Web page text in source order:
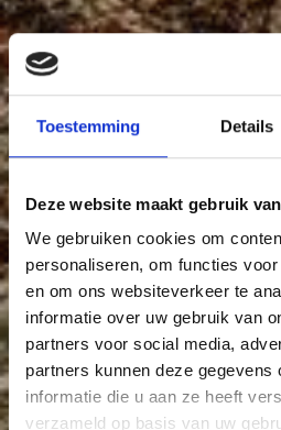
Toestemming Details
Deze website maakt gebruik
We gebruiken cookies om
personaliseren, om functies
en om ons websiteverkeer te
informatie over uw gebruik van
partners voor social media,
partners kunnen deze gegevens
informatie die u aan ze heeft
verzameld op basis van uw
60
58
07
68
03
59
61
57
62
01